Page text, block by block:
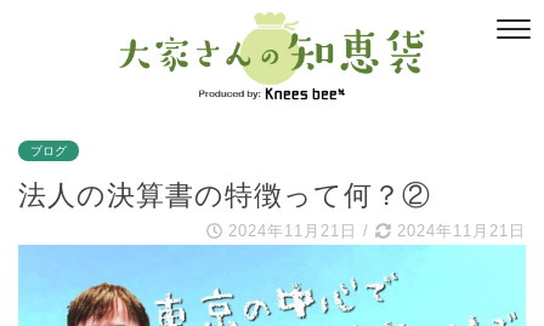
ブログ
法人の決算書の特徴って何？②
2024年11月21日 / 2024年11月21日